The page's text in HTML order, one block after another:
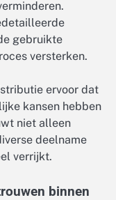
gebruikte
versterken.
ervoor dat
kansen hebben
niet alleen
deelname
verrijkt.
binnen